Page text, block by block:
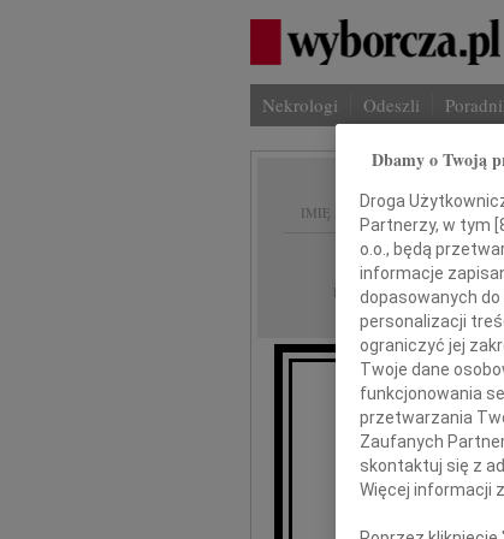
Nekrologi Odeszli
IMIĘ I NAZWISKO:
REGION: Poznań
DATA EMISJI: 17.04.2019
że
Dbamy o Twoją
Droga
Partnerzy, w tym [
o.o., będą
informacje
dopasowanych
personalizacji
ograniczyć jej
Twoje dane
funkcjonowania
przetwarzania
Zaufanych
skontaktuj się z
Więcej informacji